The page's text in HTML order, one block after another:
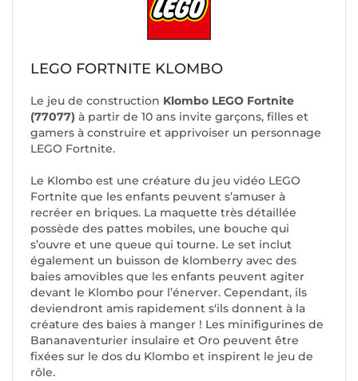
LEGO FORTNITE KLOMBO
Le jeu de construction Klombo LEGO Fortnite
(77077) à partir de 10 ans invite garçons, filles et
gamers à construire et apprivoiser un personnage
LEGO Fortnite.
Le Klombo est une créature du jeu vidéo LEGO
Fortnite que les enfants peuvent s’amuser à
recréer en briques. La maquette très détaillée
possède des pattes mobiles, une bouche qui
s’ouvre et une queue qui tourne. Le set inclut
également un buisson de klomberry avec des
baies amovibles que les enfants peuvent agiter
devant le Klombo pour l’énerver. Cependant, ils
deviendront amis rapidement s'ils donnent à la
créature des baies à manger ! Les minifigurines de
Bananaventurier insulaire et Oro peuvent être
fixées sur le dos du Klombo et inspirent le jeu de
rôle.